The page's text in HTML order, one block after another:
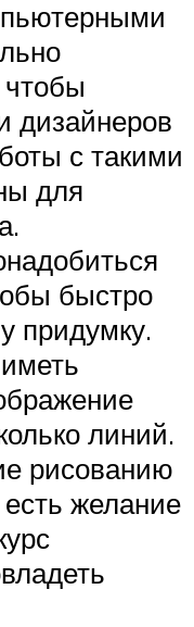
дизайнеров
с такими
для
быстро
придумку.
линий.
рисованию
желание